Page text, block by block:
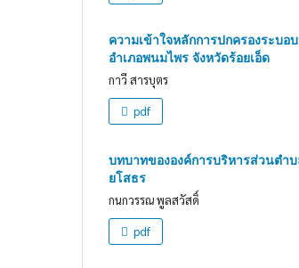
ความเข้าใจหลักการปกครองระบ
อำเภอพนมไพร จังหวัดร้อยเอ็ด
กาวี สารบุตร
pdf
บทบาทขององค์การบริหารส่วนตำ
ยโสธร
กนกวรรณ พูลสวัสดิ์
pdf